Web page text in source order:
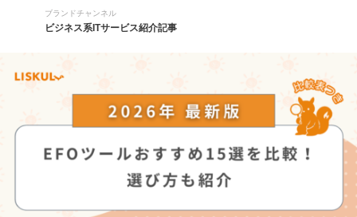
ブランドチャンネル
ビジネス系ITサービス紹介記事